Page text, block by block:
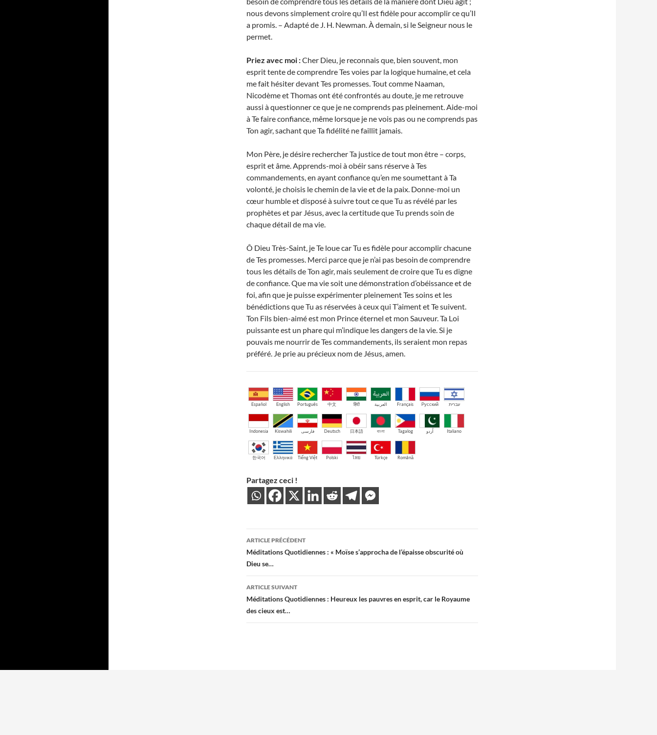
nous devons simplement croire qu’Il est fidèle pour accomplir ce qu’Il
a promis. – Adapté de J. H. Newman. À demain, si le Seigneur nous le
permet.
Priez avec moi :Cher Dieu, je reconnais que, bien souvent, mon
esprit tente de comprendre Tes voies par la logique humaine, et cela
me fait hésiter devant Tes promesses. Tout comme Naaman,
Nicodème et Thomas ont été confrontés au doute, je me retrouve
aussi à questionner ce que je ne comprends pas pleinement. Aide-moi
à Te faire confiance, même lorsque je ne vois pas ou ne comprends pas
Ton agir, sachant que Ta fidélité ne faillit jamais.
Mon Père, je désire rechercher Ta justice de tout mon être – corps,
esprit et âme. Apprends-moi à obéir sans réserve à Tes
commandements, en ayant confiance qu’en me soumettant à Ta
volonté, je choisis le chemin de la vie et de la paix. Donne-moi un
cœur humble et disposé à suivre tout ce que Tu as révélé par les
prophètes et par Jésus, avec la certitude que Tu prends soin de
chaque détail de ma vie.
Ô Dieu Très-Saint, je Te loue car Tu es fidèle pour accomplir chacune
de Tes promesses. Merci parce que je n’ai pas besoin de comprendre
tous les détails de Ton agir, mais seulement de croire que Tu es digne
de confiance. Que ma vie soit une démonstration d’obéissance et de
foi, afin que je puisse expérimenter pleinement Tes soins et les
bénédictions que Tu as réservées à ceux qui T’aiment et Te suivent.
Ton Fils bien-aimé est mon Prince éternel et mon Sauveur. Ta Loi
puissante est un phare qui m’indique les dangers de la vie. Si je
pouvais me nourrir de Tes commandements, ils seraient mon repas
préféré. Je prie au précieux nom de Jésus, amen.
Español English Português 中文 हिंदी العربية Français Русский עברית
Indonesia Kiswahili فارسی Deutsch 日本語 বাংলা Tagalog اُردو Italiano
한국어 Ελληνικά Tiếng Việt Polski ไทย Türkçe Română
Partagez ceci !
Navigation
des
articles
ARTICLE PRÉCÉDENT
Méditations Quotidiennes : « Moïse s’approcha de l’épaisse obscurité où
Dieu se…
ARTICLE SUIVANT
Méditations Quotidiennes : Heureux les pauvres en esprit, car le Royaume
des cieux est…